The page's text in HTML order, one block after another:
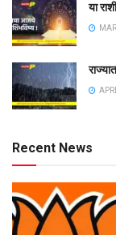
या
Recent News